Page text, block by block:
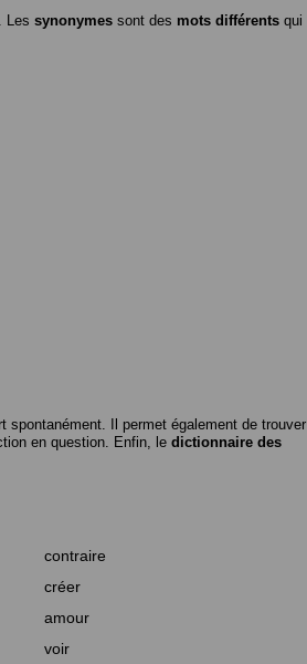
Les synonymes sont des mots différents qui
spontanément. Il permet également de trouver
en question. Enfin, le dictionnaire des
contraire
créer
amour
voir